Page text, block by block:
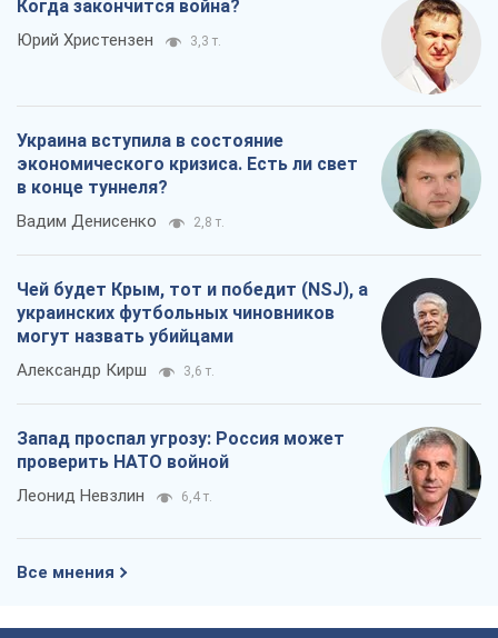
Когда закончится война?
Юрий Христензен 3,3 т.
Украина вступила в состояние
экономического кризиса. Есть ли свет
в конце туннеля?
Вадим Денисенко 2,8 т.
Чей будет Крым, тот и победит (NSJ), а
украинских футбольных чиновников
могут назвать убийцами
Александр Кирш 3,6 т.
Запад проспал угрозу: Россия может
проверить НАТО войной
Леонид Невзлин 6,4 т.
Все мнения